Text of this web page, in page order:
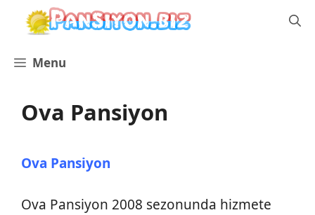
İçeriğe
Menu
Ova Pansiyon
Ova Pansiyon
Ova Pansiyon 2008 sezonunda hizmete